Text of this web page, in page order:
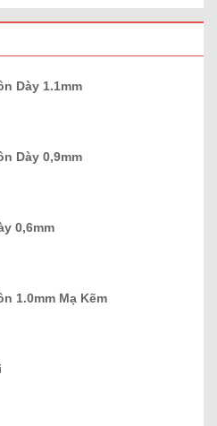
Dày 1.1mm
Dày 0,9mm
0,6mm
1.0mm Mạ Kẽm